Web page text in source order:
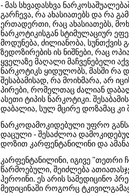
- მას სხვადასხვა
გარჩევა, რა ახასიათებს და რა
ერთადერთი­, რაც ახასიათებს,
ნარკოტიკისგან სტიმულაციურ
მოდუნება, ძილიანობა, სუნთქვის
ზედოზირების ის ნიშნები, რაც
ყველაზე მაღალი მაჩვენებელი
ნარკოტიკს ყიდულობს, მასში რა
შესაბამისად, რა მოიხმარა, არ
პირები, რომელთაც ძალიან
ასეთი ტიპის ნარკოტიკი.
დაბალია, სულ მცირე დოზამაც კი
ნარკოდამოკიდებული უფრო
დაცული - შესაძლოა
დოზით კარფენტანილინი და
კარფენტანილინი, იგივე "თეთრი
წარმოებული, შეიძლება
ჰეროინი. ეს არის სამედიცინო
მედიცინაში როგორც